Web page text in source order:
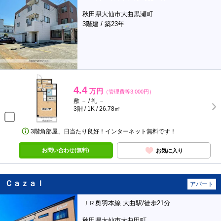
秋田県大仙市大曲黒瀬町
3階建 / 築23年
4.4 万円 （管理費等3,000円）
敷 － / 礼 －
3階 / 1K / 26.78㎡
3階角部屋、日当たり良好！インターネット無料です！
お問い合わせ(無料) お気に入り
Ｃａｚａｌ アパート
ＪＲ奥羽本線 大曲駅/徒歩21分